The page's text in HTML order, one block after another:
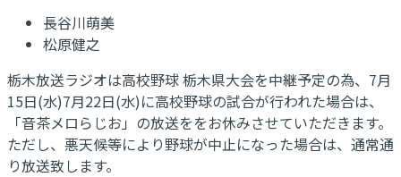
長谷川萌美
松原健之
栃木放送ラジオは高校野球 栃木県大会を中継予定の為、7月
15日(水)7月22日(水)に高校野球の試合が行われた場合は、
「音茶メロらじお」の放送ををお休みさせていただきます。
ただし、悪天候等により野球が中止になった場合は、通常通
り放送致します。